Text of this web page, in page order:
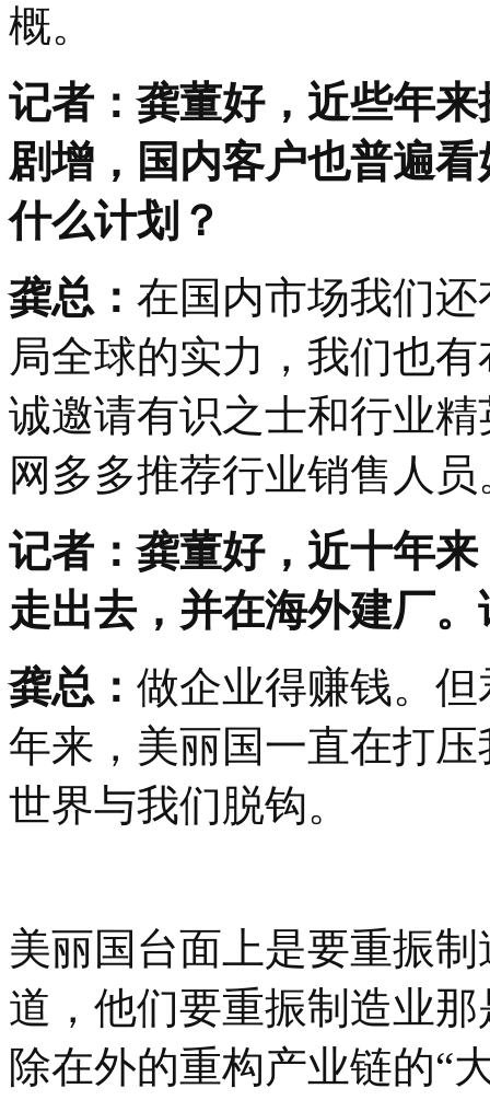
概。
记者：龚董好，近些年
剧增，国内客户也普遍
什么计划？
龚总： 在国内市场我们
局全球的实力，我们也
诚邀请有识之士和行业
网多多推荐行业销售人员
记者：龚董好，近十年
走出去，并在海外建厂
龚总： 做企业得赚钱。
年来，美丽国一直在打
世界与我们脱钩。
美丽国台面上是要重振
道，他们要重振制造业
除在外的重构产业链的“